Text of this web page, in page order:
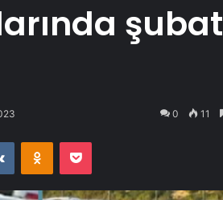
şubat
0 11
VKontakteOdnoklassniki
Pocket